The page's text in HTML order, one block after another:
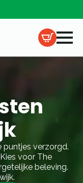
puntjes verzorgd.
voor The
beleving.